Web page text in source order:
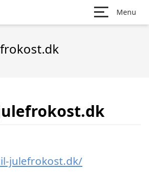
Menu
julefrokost.dk/